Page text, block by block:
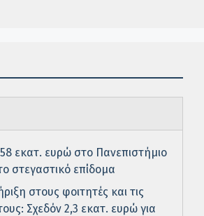
εκατ. ευρώ στο Πανεπιστήμιο
στεγαστικό επίδομα
στους φοιτητές και τις
Σχεδόν 2,3 εκατ. ευρώ για